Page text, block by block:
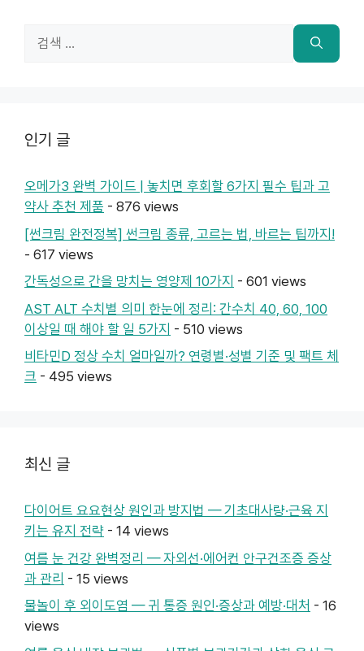
인기 글
오메가3 완벽 가이드 | 놓치면 후회할 6가지 필수 팁과 고
약사 추천 제품 - 876 views
[썬크림 완전정복] 썬크림 종류, 고르는 법, 바르는 팁까지!
- 617 views
간독성으로 간을 망치는 영양제 10가지 - 601 views
AST ALT 수치별 의미 한눈에 정리: 간수치 40, 60, 100
이상일 때 해야 할 일 5가지 - 510 views
비타민D 정상 수치 얼마일까? 연령별·성별 기준 및 팩트 체
크 - 495 views
최신 글
다이어트 요요현상 원인과 방지법 — 기초대사량·근육 지
키는 유지 전략 - 14 views
여름 눈 건강 완벽정리 — 자외선·에어컨 안구건조증 증상
과 관리 - 15 views
물놀이 후 외이도염 — 귀 통증 원인·증상과 예방·대처 - 16
views